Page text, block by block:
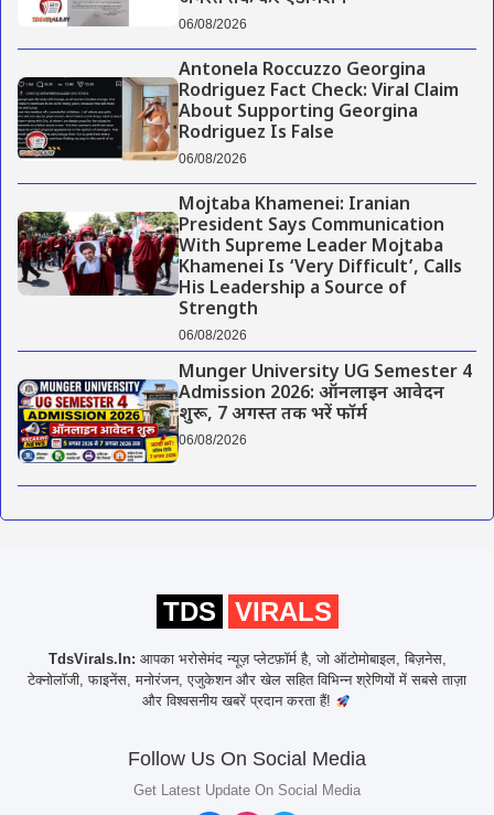
06/08/2026
Antonela Roccuzzo Georgina
Rodriguez Fact Check: Viral Claim
About Supporting Georgina
Rodriguez Is False
06/08/2026
Mojtaba Khamenei: Iranian
President Says Communication
With Supreme Leader Mojtaba
Khamenei Is ‘Very Difficult’, Calls
His Leadership a Source of
Strength
06/08/2026
Munger University UG Semester 4
Admission 2026: ऑनलाइन आवेदन
शुरू, 7 अगस्त तक भरें फॉर्म
06/08/2026
TDS VIRALS
TdsVirals.In: आपका भरोसेमंद न्यूज़ प्लेटफ़ॉर्म है, जो ऑटोमोबाइल, बिज़नेस,
टेक्नोलॉजी, फाइनेंस, मनोरंजन, एजुकेशन और खेल सहित विभिन्न श्रेणियों में सबसे ताज़ा
और विश्वसनीय खबरें प्रदान करता हैं!
Follow Us On Social Media
Get Latest Update On Social Media